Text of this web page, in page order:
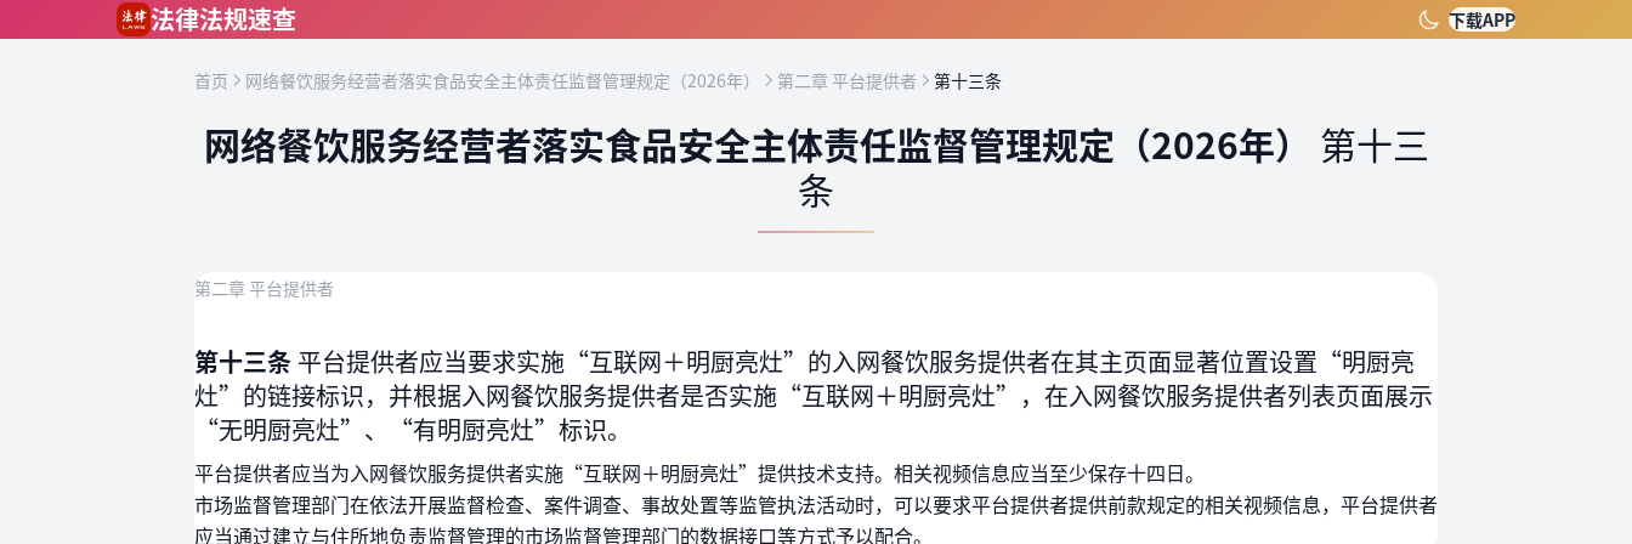
法律法规速查 下载APP
首页 网络餐饮服务经营者落实食品安全主体责任监督管理规定（2026年） 第二章 平台提供者 第十三条
网络餐饮服务经营者落实食品安全主体责任监督管理规定（2026年） 第十三
条
第二章 平台提供者
第十三条 平台提供者应当要求实施“互联网＋明厨亮灶”的入网餐饮服务提供者在其主页面显著位置设置“明厨亮
灶”的链接标识，并根据入网餐饮服务提供者是否实施“互联网＋明厨亮灶”，在入网餐饮服务提供者列表页面展示
“无明厨亮灶”、“有明厨亮灶”标识。
平台提供者应当为入网餐饮服务提供者实施“互联网＋明厨亮灶”提供技术支持。相关视频信息应当至少保存十四日。
市场监督管理部门在依法开展监督检查、案件调查、事故处置等监管执法活动时，可以要求平台提供者提供前款规定的相关视频信息，平台提供者
应当通过建立与住所地负责监督管理的市场监督管理部门的数据接口等方式予以配合。